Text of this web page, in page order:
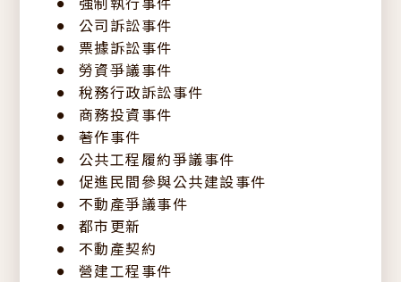
公司訴訟事件
票據訴訟事件
勞資爭議事件
稅務行政訴訟事件
商務投資事件
著作事件
公共工程履約爭議事件
促進民間參與公共建設事件
不動產爭議事件
都市更新
不動產契約
營建工程事件